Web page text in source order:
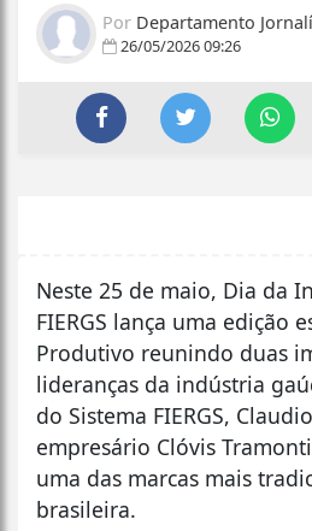
Por Departamento
26/05/2026 09:26
Neste 25 de maio, Dia da
FIERGS lança uma edição
Produtivo reunindo duas
lideranças da indústria
do Sistema FIERGS,
empresário Clóvis
uma das marcas mais
brasileira.